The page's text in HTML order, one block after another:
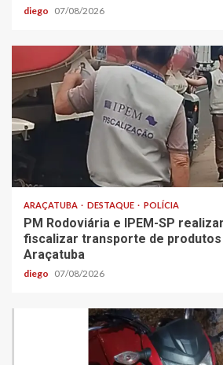
diego 07/08/2026
ARAÇATUBA DESTAQUE POLÍCIA
PM Rodoviária e IPEM-SP
fiscalizar transporte de
Araçatuba
diego 07/08/2026